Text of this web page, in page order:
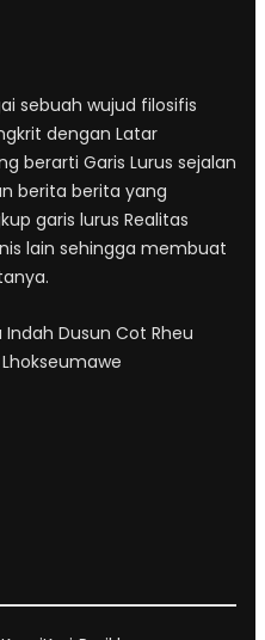
sebuah wujud filosifis
dengan Latar
berarti Garis Lurus sejalan
berita berita yang
garis lurus Realitas
lain sehingga membuat
Dusun Cot Rheu
Lhokseumawe